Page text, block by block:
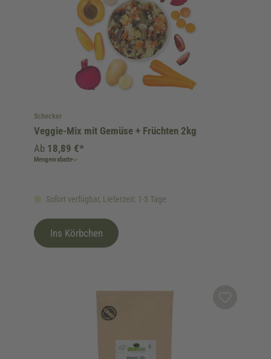
Schecker
Veggie-Mix mit Gemüse + Früchten 2kg
Sofort verfügbar, Lieferzeit: 1-3 Tage
Ab 18,89 €*
Mengenrabatte
Ins Körbchen